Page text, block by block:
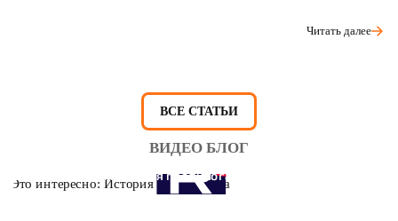
Читать далее
ВСЕ СТАТЬИ
ВИДЕО БЛОГ
Это интересно: История противогаза